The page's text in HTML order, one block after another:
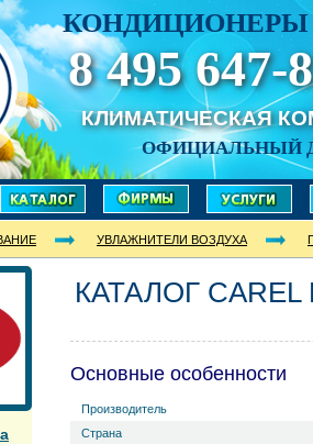
КОНДИЦИОНЕРЫ
8 495 647-
КЛИМАТИЧЕСКАЯ
ОФИЦИАЛЬНЫЙ
УВЛАЖНИТЕЛИ ВОЗДУХА
КАТАЛОГ CAREL
Основные особенности
Производитель
Страна